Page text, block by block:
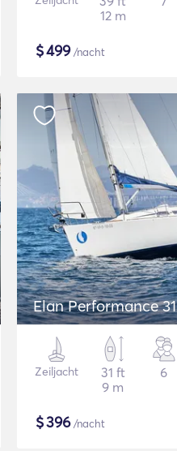
12 m
$499/nacht
Elan Performance 31
Zeiljacht
31 ft
9 m
6
$396/nacht